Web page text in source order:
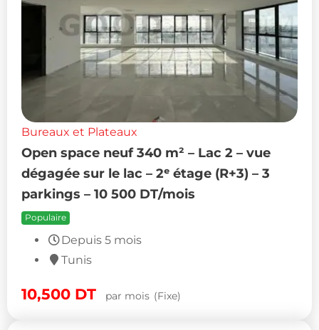
Bureaux et Plateaux
Open space neuf 340 m² – Lac 2 – vue
dégagée sur le lac – 2ᵉ étage (R+3) – 3
parkings – 10 500 DT/mois
Populaire
Depuis 5 mois
Tunis
10,500 DT par mois (Fixe)